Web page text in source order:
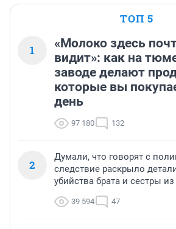
ТОП 5
1
«Молоко здесь
видит»: как на
заводе делают
которые вы
день
97 180 132
2
Думали, что говорят с
следствие раскрыло
убийства брата и сестры
39 594 47